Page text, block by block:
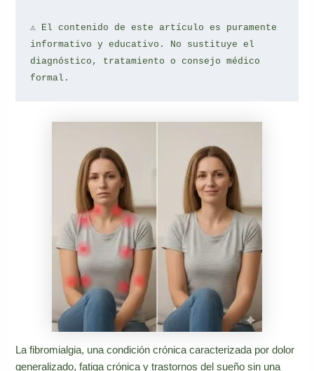
⚠️ El contenido de este artículo es puramente
informativo y educativo. No sustituye el
diagnóstico, tratamiento o consejo médico
formal.
La fibromialgia, una condición crónica caracterizada por dolor
generalizado, fatiga crónica y trastornos del sueño sin una